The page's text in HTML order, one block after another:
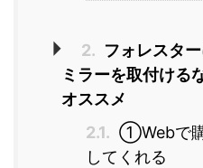
2. フォレスタ
ミラーを取付ける
オススメ
2.1. ①Webで
してくれる